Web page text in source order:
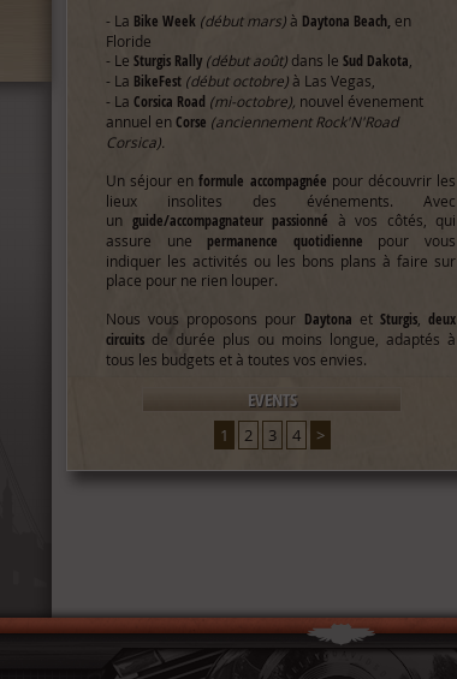
- La Bike Week (début mars)à Daytona Beach, en
Floride
- Le Sturgis Rally (début août) dans le Sud Dakota
- La BikeFest (début octobre)à Las Vegas,
- La Corsica Road (mi-octobre), nouvel évenement
annuel enCorse (anciennement Rock'N'Road
Corsica).
Un séjour enformule accompagnée pour découvrir les
lieux insolites des événements. Avec
un guide/accompagnateur passionné à vos côtés, qui
assure une permanence quotidienne pour vous
indiquer les activités ou les bons plans à faire sur
place pour ne rien louper.
Nous vous proposons pour Daytona et Sturgis,deux
circuits de durée plus ou moins longue, adaptés à
tous les budgets et à toutes vos envies.
EVENTS
1 2 3 4 >